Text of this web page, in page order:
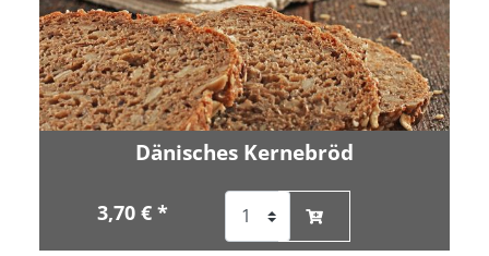
Dänisches Kernebröd
3,70 € *